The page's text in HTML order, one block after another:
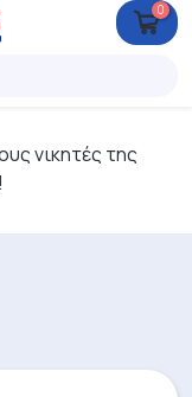
0
νικητές της